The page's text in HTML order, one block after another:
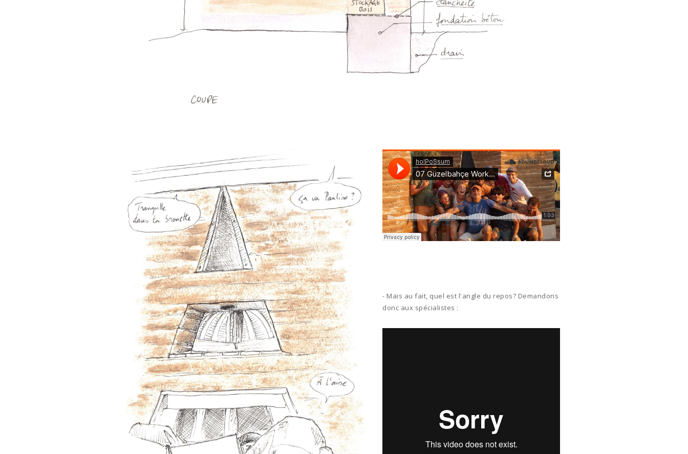
- Mais au fait, quel est l'angle du repos? Demandons
donc aux spécialistes :